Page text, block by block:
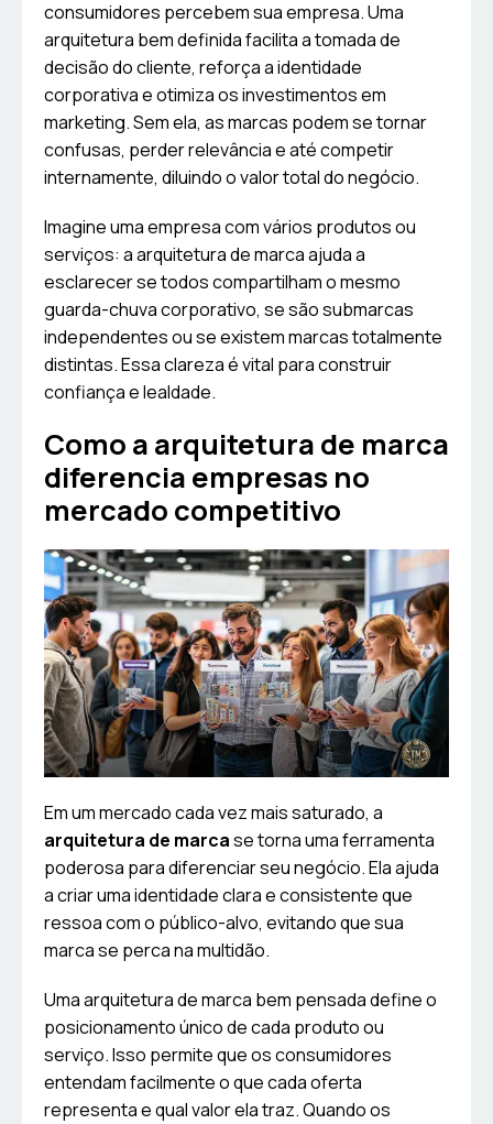
consumidores percebem sua empresa. Uma
arquitetura bem definida facilita a tomada de
decisão do cliente, reforça a identidade
corporativa e otimiza os investimentos em
marketing. Sem ela, as marcas podem se tornar
confusas, perder relevância e até competir
internamente, diluindo o valor total do negócio.
Imagine uma empresa com vários produtos ou
serviços: a arquitetura de marca ajuda a
esclarecer se todos compartilham o mesmo
guarda-chuva corporativo, se são submarcas
independentes ou se existem marcas totalmente
distintas. Essa clareza é vital para construir
confiança e lealdade.
Como a arquitetura de marca
diferencia empresas no
mercado competitivo
Em um mercado cada vez mais saturado, a
arquitetura de marcase torna uma ferramenta
poderosa para diferenciar seu negócio. Ela ajuda
a criar uma identidade clara e consistente que
ressoa com o público-alvo, evitando que sua
marca se perca na multidão.
Uma arquitetura de marca bem pensada define o
posicionamento único de cada produto ou
serviço. Isso permite que os consumidores
entendam facilmente o que cada oferta
representa e qual valor ela traz. Quando os